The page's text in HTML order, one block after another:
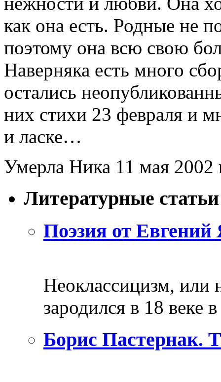
как она есть. Родные не
поэтому она всю свою
Наверняка есть много
остались
них стихи 23 февраля и
и ласке…
Умерла Ника 11 мая 2002
Литературные статьи
Поэзия от Евгений
Неоклассицизм, или
зародился в 18 веке
Борис Пастернак.